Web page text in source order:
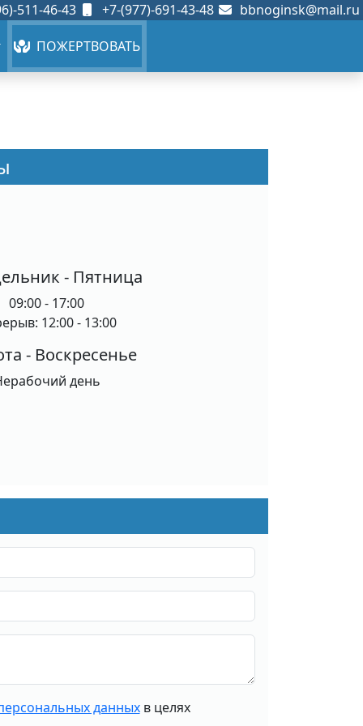
511-46-43 +7-(977)-691-43-48 bbnoginsk@mail.ru
ПОЖЕРТВОВАТЬ
- Пятница
09:00 - 17:00
12:00 - 13:00
- Воскресенье
день
данныхв целях